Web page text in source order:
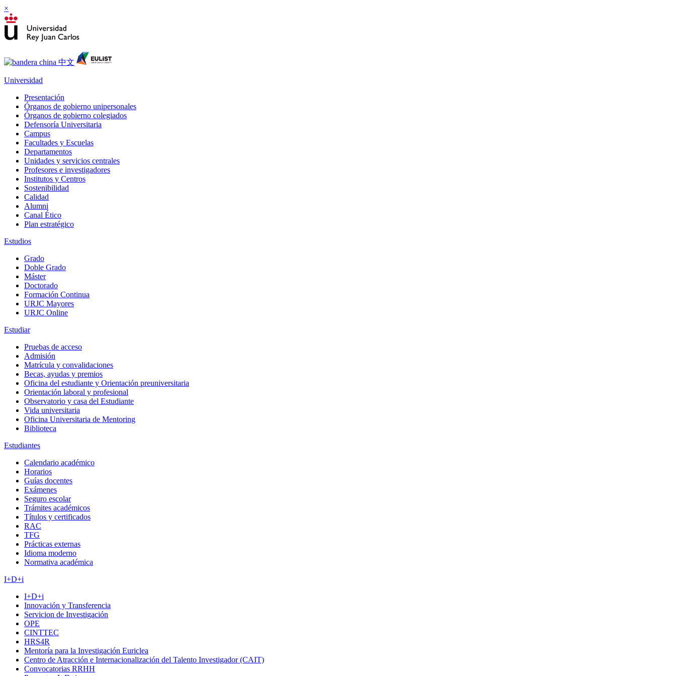
×
Universidad
Presentación
Órganos de gobierno unipersonales
Órganos de gobierno colegiados
Defensoría Universitaria
Campus
Facultades y Escuelas
Departamentos
Unidades y servicios centrales
Profesores e investigadores
Institutos y Centros
Sostenibilidad
Calidad
Alumni
Canal Ético
Plan estratégico
Estudios
Grado
Doble Grado
Máster
Doctorado
Formación Continua
URJC Mayores
URJC Online
Estudiar
Pruebas de acceso
Admisión
Matrícula y convalidaciones
Becas, ayudas y premios
Oficina del estudiante y Orientación preuniversitaria
Orientación laboral y profesional
Observatorio y casa del Estudiante
Vida universitaria
Oficina Universitaria de Mentoring
Biblioteca
Estudiantes
Calendario académico
Horarios
Guías docentes
Exámenes
Seguro escolar
Trámites académicos
Títulos y certificados
RAC
TFG
Prácticas externas
Idioma moderno
Normativa académica
I+D+i
I+D+i
Innovación y Transferencia
Servicion de Investigación
OPE
CINTTEC
HRS4R
Mentoría para la Investigación Euriclea
Centro de Atracción e Internacionalización del Talento Investigador (CAIT)
Convocatorias RRHH